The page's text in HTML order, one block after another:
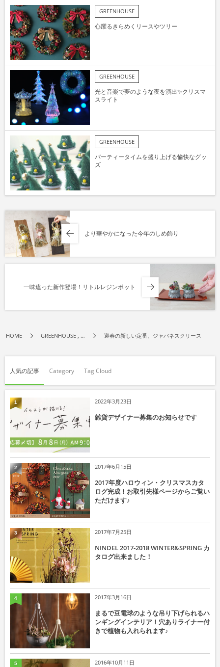
GREENHOUSE
心躍るきらめくリースやツリー
GREENHOUSE
光と音楽で夢のような夜を演出✨クリスマ
スライト
GREENHOUSE
パーティータイムを盛り上げる愉快なグッ
ズ
より華やかになった今年のしめ飾り
一味違った新作登場！リトルレジンポット
HOME GREENHOUSE , … 迎春の新しい定番、ジャパネスクリース
人気の記事 Category Tag Cloud
2022年3月23日
雑貨デザイナー募集のお知らせです
1
2017年6月15日
2017年度ハロウィン・クリスマスカタ
ログ完成！お取引先様ページからご覧い
ただけます♪
2
2017年7月25日
NINDEL 2017-2018 WINTER&SPRING カ
タログ出来ました！
3
2017年3月16日
まるで豆電球のような吊り下げられるハ
ンギングインテリア！穴ありライナー付
きで植物も入れられます♪
4
2016年10月11日
5